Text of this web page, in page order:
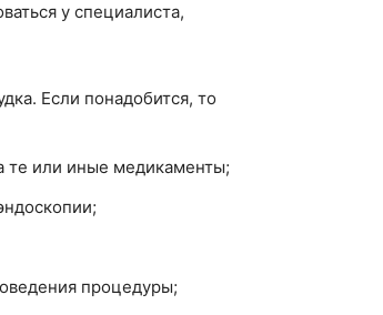
у специалиста,
Если понадобится, то
те или иные медикаменты;
процедуры;